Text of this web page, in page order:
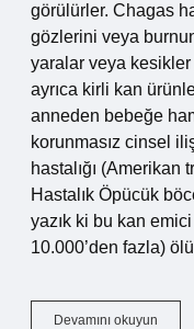
görülürler. Chagas
gözlerini veya
yaralar veya
ayrıca kirli kan
anneden bebeğe
korunmasız cinsel
hastalığı (Amerikan
Hastalık Öpücük
yazık ki bu kan
10.000’den fazla)
Devamını okuyun